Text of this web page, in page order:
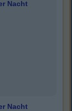
Nacht
Nacht